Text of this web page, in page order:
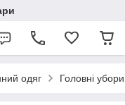
одяг Головні убори